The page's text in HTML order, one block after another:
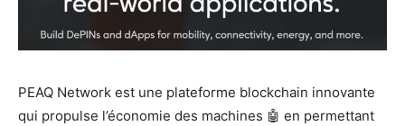
PEAQ Network est une plateforme blockchain innovante
qui propulse l’économie des machines 🤖 en permettant